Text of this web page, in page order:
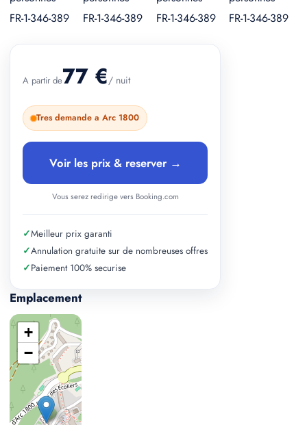
Emplacement
+
−
A partir de77 €/ nuit
Tres demande a Arc 1800
Voir les prix & reserver →
Vous serez redirige vers Booking.com
✓Meilleur prix garanti
✓Annulation gratuite sur de nombreuses offres
✓Paiement 100% securise